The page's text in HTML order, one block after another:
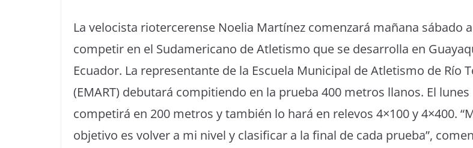
La velocista riotercerense Noelia Martínez comenzará mañana sábado a
competir en el Sudamericano de Atletismo que se desarrolla en
Ecuador. La representante de la Escuela Municipal de Atletismo de Río
(EMART) debutará compitiendo en la prueba 400 metros llanos. El lunes
competirá en 200 metros y también lo hará en relevos 4×100 y 4×400.
objetivo es volver a mi nivel y clasificar a la final de cada prueba”,